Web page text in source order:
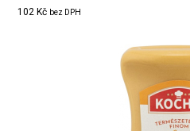
102 Kč bez DPH